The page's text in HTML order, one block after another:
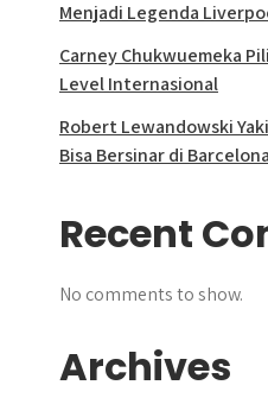
Menjadi Legenda
Carney Chukwuemeka
Level Internasional
Robert Lewandowski
Bisa Bersinar di Barcelona
Recent
No comments to show.
Archives